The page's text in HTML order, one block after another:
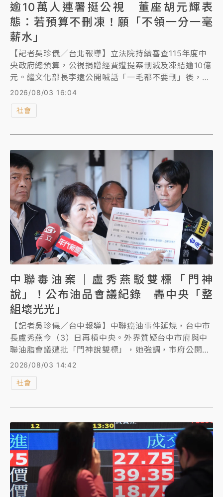
逾10萬人連署挺公視 董座胡元輝表
態：若預算不刪凍！願「不領一分一毫
薪水」
【記者吳珍儀／台北報導】立法院持續審查115年度中
央政府總預算，公視捐贈經費遭提案刪減及凍結逾10億
元。繼文化部長李遠公開喊話「一毛都不要刪」後，公
視董事長胡元輝今（3）日也發文表態，「如果立法院
不刪凍政府捐、補助公視的經費，願意不領一分一毫的
薪水。」 同時，公視也宣布「搶救公視」連署已突破
2026/08/03 16:04
社會
中聯毒油案｜盧秀燕駁雙標「門神
說」！公布油品會議紀錄 轟中央「整
組壞光光」
【記者吳珍儀／台中報導】中聯癌油事件延燒，台中市
長盧秀燕今（3）日再槓中央。外界質疑台中市府與中
聯油脂會議遭批「門神說雙標」，她強調，市府公開7
月3日會議紀錄，而中央至今未公開訂定「問題油品使
院、衛福部及台糖處理方式，痛批「整個行政院內閣從
2026/08/03 14:42
社會